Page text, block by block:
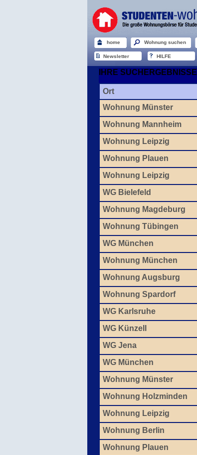
home Wohnung suchen
Newsletter HILFE
IHRE SUCHERGEBNISSE
Ort
Wohnung Münster
Wohnung Mannheim
Wohnung Leipzig
Wohnung Plauen
Wohnung Leipzig
WG Bielefeld
Wohnung Magdeburg
Wohnung Tübingen
WG München
Wohnung München
Wohnung Augsburg
Wohnung Spardorf
WG Karlsruhe
WG Künzell
WG Jena
WG München
Wohnung Münster
Wohnung Holzminden
Wohnung Leipzig
Wohnung Berlin
Wohnung Plauen